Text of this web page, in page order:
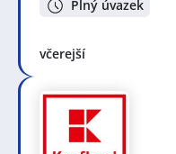
Plný úvazek
včerejší